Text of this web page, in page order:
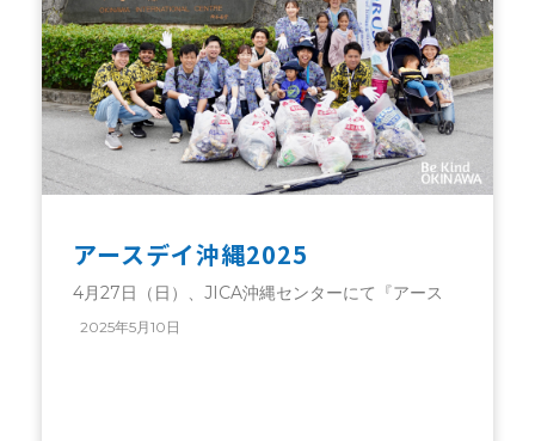
アースデイ沖縄2025
4月27日（日）、JICA沖縄センターにて『アース
2025年5月10日